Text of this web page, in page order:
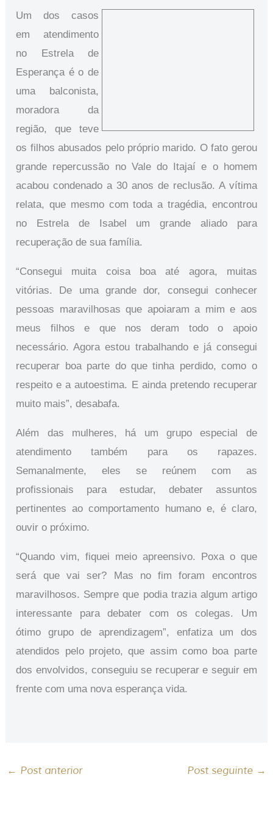
Um dos casos
em atendimento
no Estrela de
Esperança é o de
uma balconista,
moradora da
região, que teve
os filhos abusados pelo próprio marido. O fato gerou
grande repercussão no Vale do Itajaí e o homem
acabou condenado a 30 anos de reclusão. A vítima
relata, que mesmo com toda a tragédia, encontrou
no Estrela de Isabel um grande aliado para
recuperação de sua família.
“Consegui muita coisa boa até agora, muitas
vitórias. De uma grande dor, consegui conhecer
pessoas maravilhosas que apoiaram a mim e aos
meus filhos e que nos deram todo o apoio
necessário. Agora estou trabalhando e já consegui
recuperar boa parte do que tinha perdido, como o
respeito e a autoestima. E ainda pretendo recuperar
muito mais”, desabafa.
Além das mulheres, há um grupo especial de
atendimento também para os rapazes.
Semanalmente, eles se reúnem com as
profissionais para estudar, debater assuntos
pertinentes ao comportamento humano e, é claro,
ouvir o próximo.
“Quando vim, fiquei meio apreensivo. Poxa o que
será que vai ser? Mas no fim foram encontros
maravilhosos. Sempre que podia trazia algum artigo
interessante para debater com os colegas. Um
ótimo grupo de aprendizagem”, enfatiza um dos
atendidos pelo projeto, que assim como boa parte
dos envolvidos, conseguiu se recuperar e seguir em
frente com uma nova esperança vida.
← Post anterior Post seguinte →